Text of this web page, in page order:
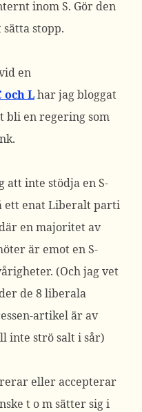
inom S. Gör den
stopp.
en
och Lhar jag bloggat
bli en regering som
att inte stödja en S-
ett enat Liberalt parti
en majoritet av
är emot en S-
(Och jag vet
de 8 liberala
artikel är av
inte strö salt i sår)
eller accepterar
t o m sätter sig i